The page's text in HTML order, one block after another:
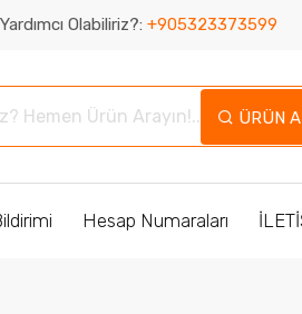
Olabiliriz?: +905323373599
ÜRÜN
Hesap Numaraları